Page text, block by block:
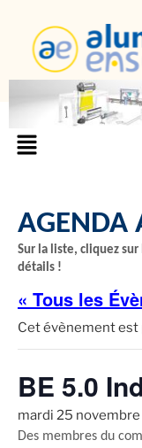
AGENDA
Sur la liste, cliquez
détails !
« Tous les
Cet évènement est
BE 5.0
mardi 25
Des membres du